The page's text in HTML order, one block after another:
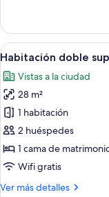
doble
Abrir
todas
las
fotos
de
Habitación
doble
superior,
balcón
4
Habitación doble
Vistas a la ciudad
28 m²
1 habitación
2 huéspedes
1 cama de
Wifi gratis
Ver más detalles
Más